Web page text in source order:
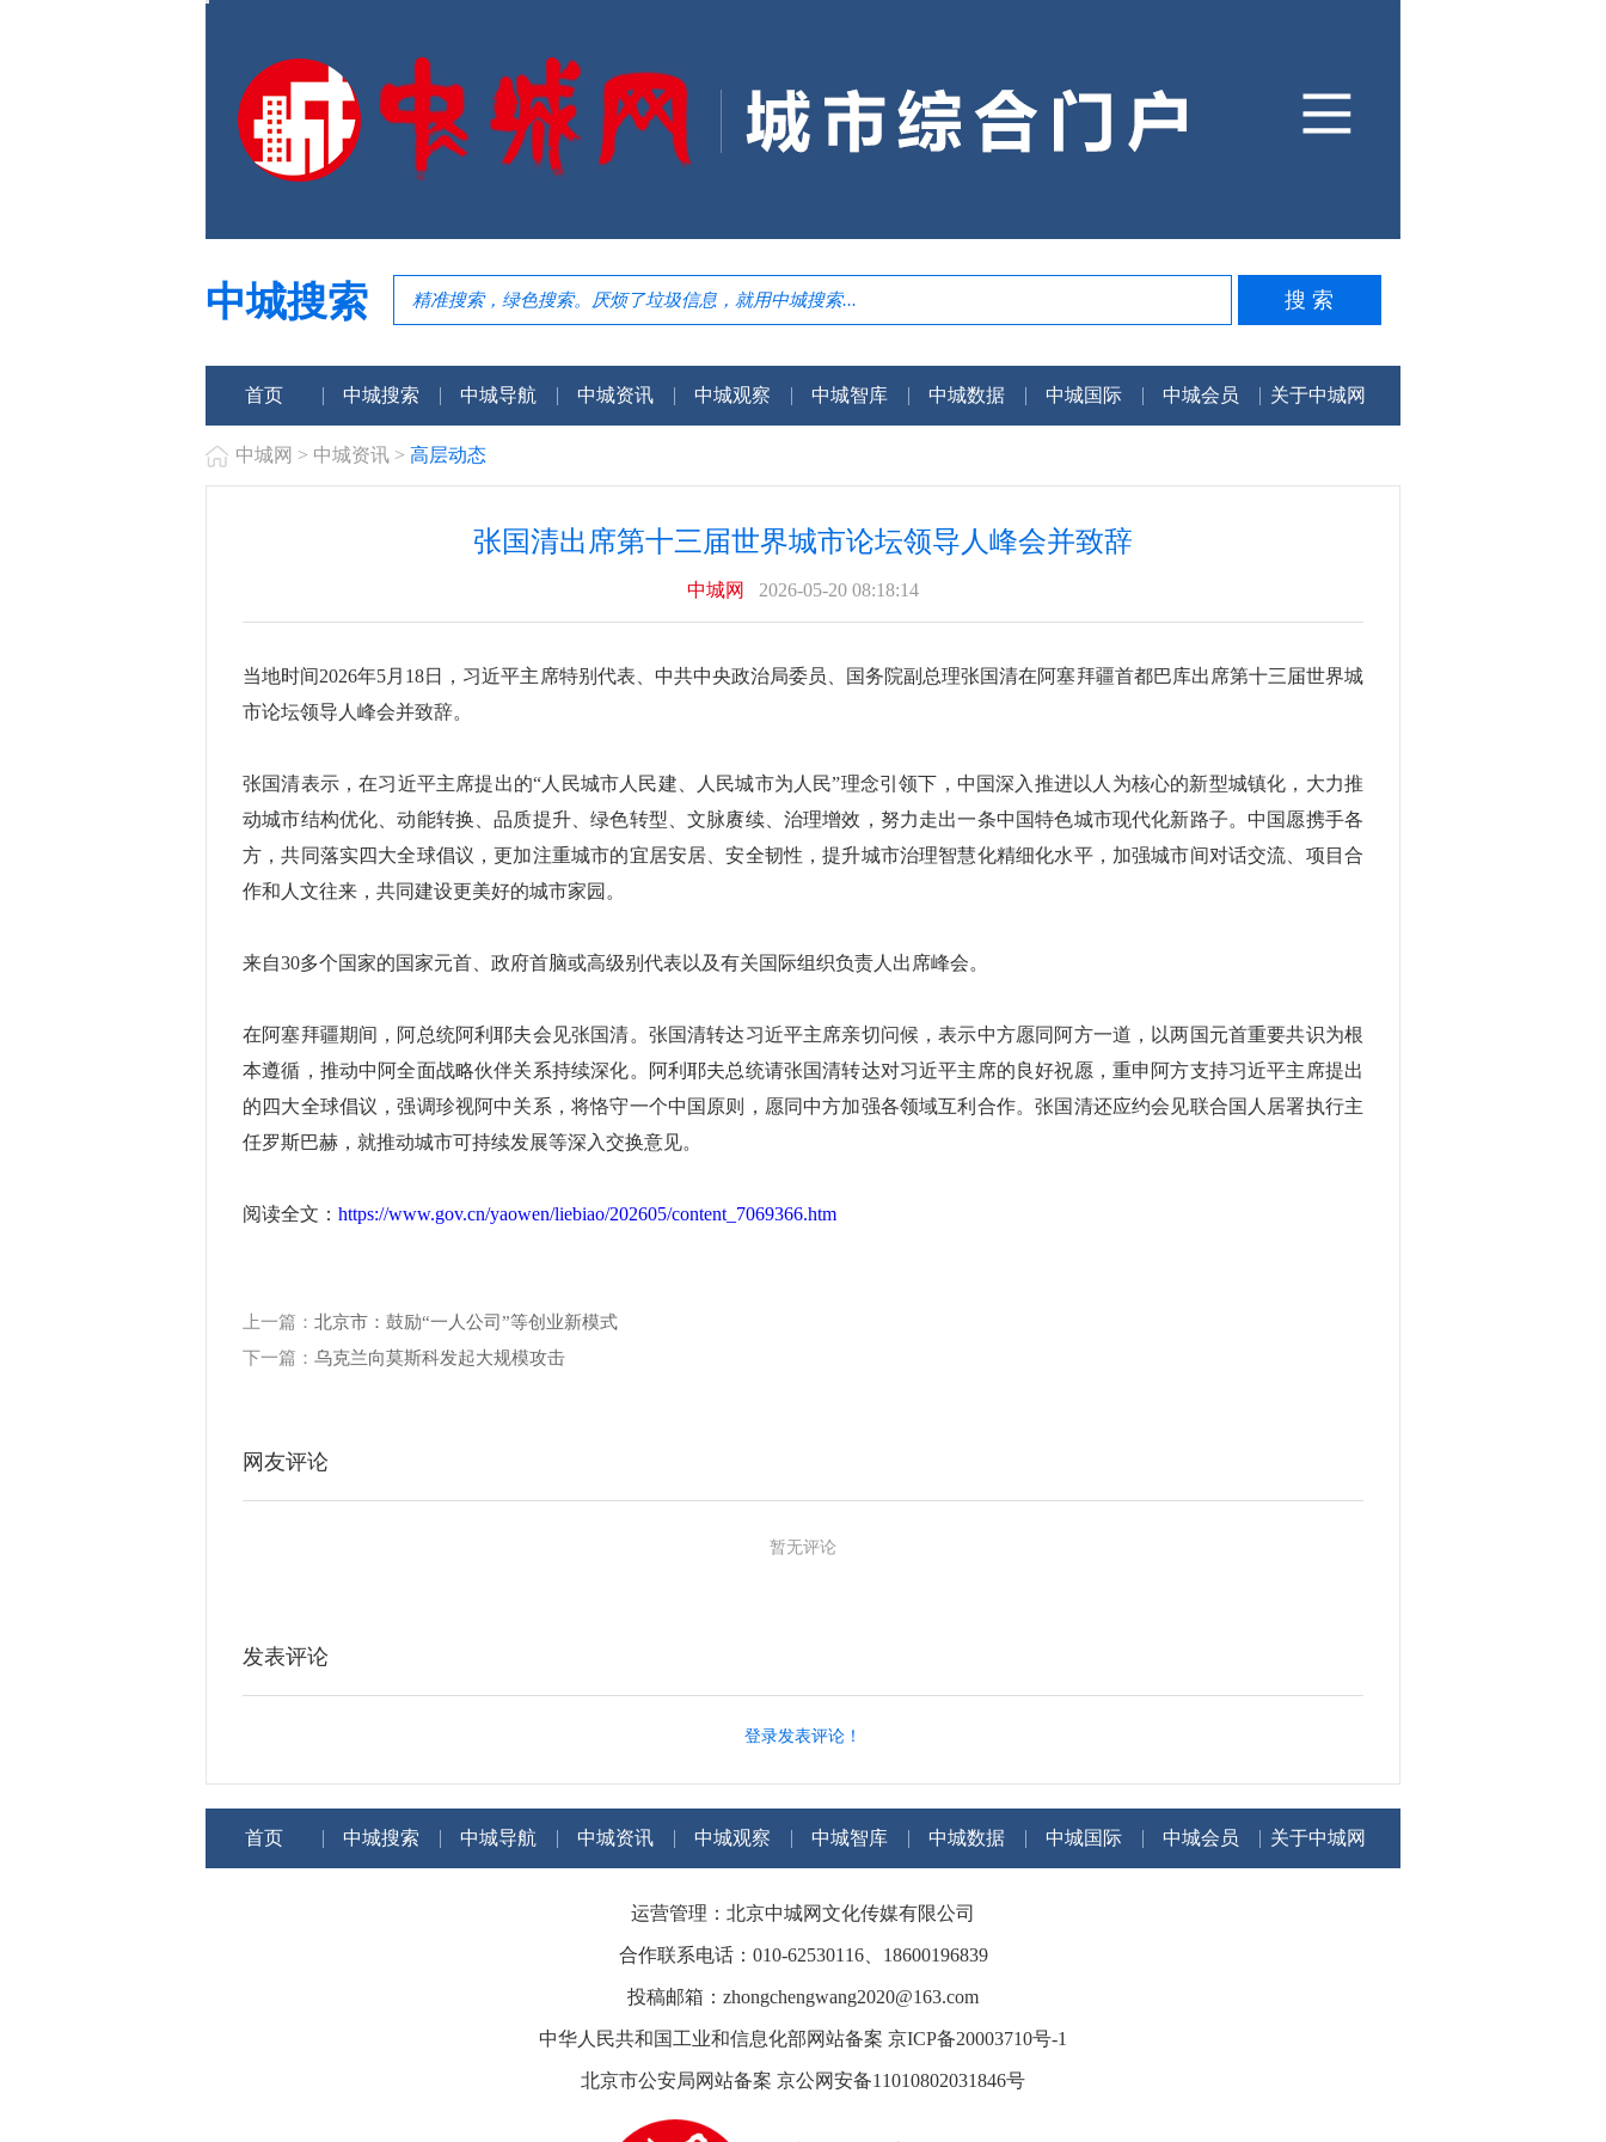
中城搜索
首页 中城搜索 中城导航 中城资讯 中城观察 中城智库 中城数据 中城国际 中城会员 关于中城网
中城网 > 中城资讯 > 高层动态
张国清出席第十三届世界城市论坛领导人峰会并致辞
中城网 2026-05-20 08:18:14
当地时间2026年5月18日，习近平主席特别代表、中共中央政治局委员、国务院副总理张国清在阿塞拜疆首都巴库出席第十三届世界城
市论坛领导人峰会并致辞。
张国清表示，在习近平主席提出的“人民城市人民建、人民城市为人民”理念引领下，中国深入推进以人为核心的新型城镇化，大力推
动城市结构优化、动能转换、品质提升、绿色转型、文脉赓续、治理增效，努力走出一条中国特色城市现代化新路子。中国愿携手各
方，共同落实四大全球倡议，更加注重城市的宜居安居、安全韧性，提升城市治理智慧化精细化水平，加强城市间对话交流、项目合
作和人文往来，共同建设更美好的城市家园。
来自30多个国家的国家元首、政府首脑或高级别代表以及有关国际组织负责人出席峰会。
在阿塞拜疆期间，阿总统阿利耶夫会见张国清。张国清转达习近平主席亲切问候，表示中方愿同阿方一道，以两国元首重要共识为根
本遵循，推动中阿全面战略伙伴关系持续深化。阿利耶夫总统请张国清转达对习近平主席的良好祝愿，重申阿方支持习近平主席提出
的四大全球倡议，强调珍视阿中关系，将恪守一个中国原则，愿同中方加强各领域互利合作。张国清还应约会见联合国人居署执行主
任罗斯巴赫，就推动城市可持续发展等深入交换意见。
阅读全文： https://www.gov.cn/yaowen/liebiao/202605/content_7069366.htm
上一篇： 北京市：鼓励“一人公司”等创业新模式
下一篇： 乌克兰向莫斯科发起大规模攻击
网友评论
暂无评论
发表评论
登录发表评论！
首页 中城搜索 中城导航 中城资讯 中城观察 中城智库 中城数据 中城国际 中城会员 关于中城网
运营管理：北京中城网文化传媒有限公司
合作联系电话：010-62530116、18600196839
投稿邮箱：zhongchengwang2020@163.com
中华人民共和国工业和信息化部网站备案 京ICP备20003710号-1
北京市公安局网站备案 京公网安备11010802031846号